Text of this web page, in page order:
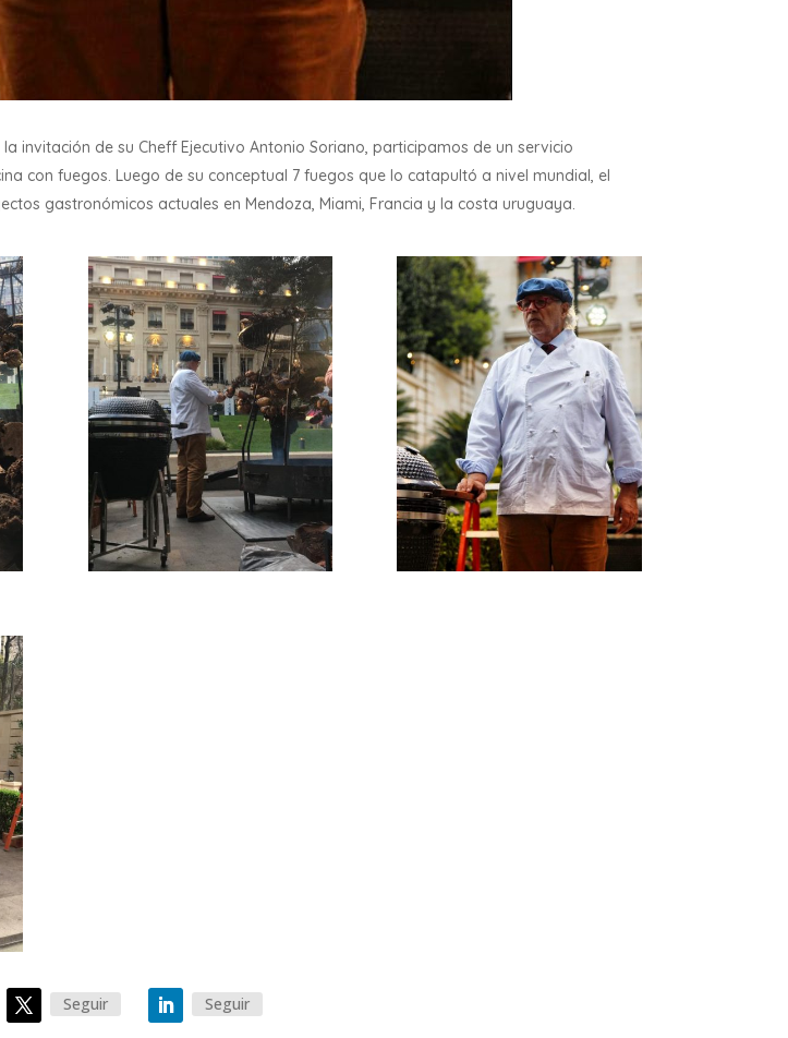
invitación de su Cheff Ejecutivo Antonio Soriano, participamos de un servicio
con fuegos. Luego de su conceptual 7 fuegos que lo catapultó a nivel mundial, el
gastronómicos actuales en Mendoza, Miami, Francia y la costa uruguaya.
Seguir Seguir